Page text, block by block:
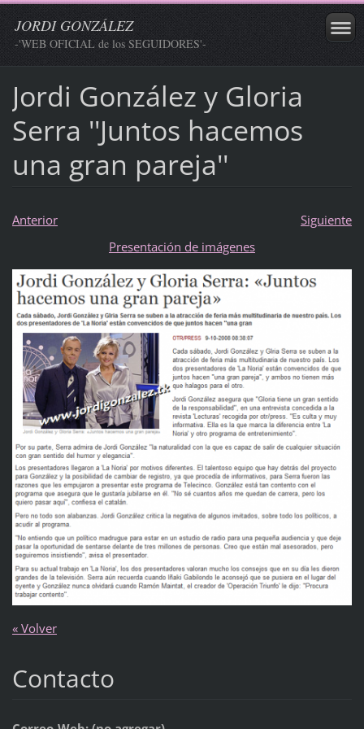
JORDI GONZÁLEZ
-'WEB OFICIAL de los SEGUIDORES'-
Jordi González y Gloria
Serra ''Juntos hacemos
una gran pareja''
Anterior
Siguiente
Presentación de imágenes
« Volver
Contacto